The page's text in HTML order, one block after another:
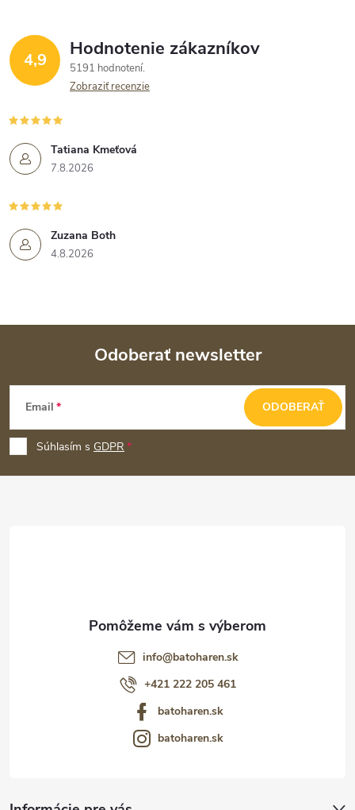
4,9 Hodnotenie zákazníkov
5191 hodnotení
Zobraziť recenzie
Tatiana Kmeťová
7.8.2026
Zuzana Both
4.8.2026
Z
p
ä
Odoberať newsletter
Email
Súhlasím s GDPR
ODOBERAŤ
info@batoharen.sk
+421 222 205 461
batoharen.sk
batoharen.sk